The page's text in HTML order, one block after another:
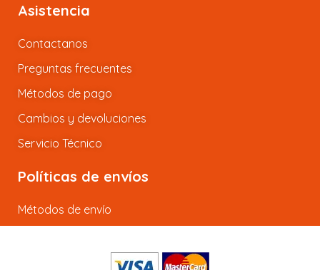
Asistencia
Contactanos
Preguntas frecuentes
Métodos de pago
Cambios y devoluciones
Servicio Técnico
Políticas de envíos
Métodos de envío